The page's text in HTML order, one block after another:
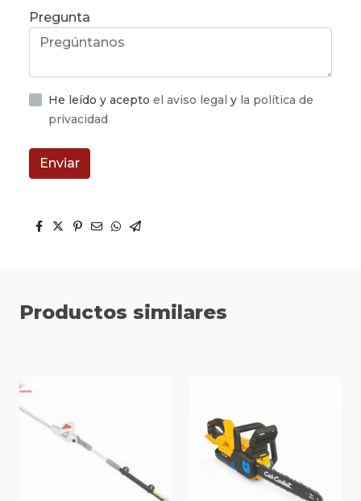
Pregunta
He leído y acepto el aviso legal y la política de
privacidad
Enviar
Productos similares